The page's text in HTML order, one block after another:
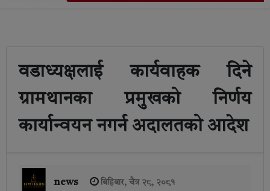
वडाध्यक्षलाई कार्यवाहक दिने
ग्रामथानका प्रमुखको निर्णय
कार्यान्वयन नगर्न अदालतको आदेश
news बिहिबार, चैत्र २८, २०८१